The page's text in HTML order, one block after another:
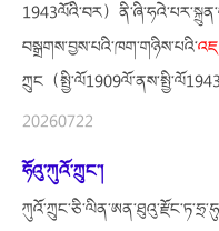
1943ལོའི་བར）
བསྒྲགས་བྱས་པའི་ཁག་གཉིས་པའི་
ཀྲུང（
20260722
ཧོའུ་ཀུའོ་ཀྲུང་།